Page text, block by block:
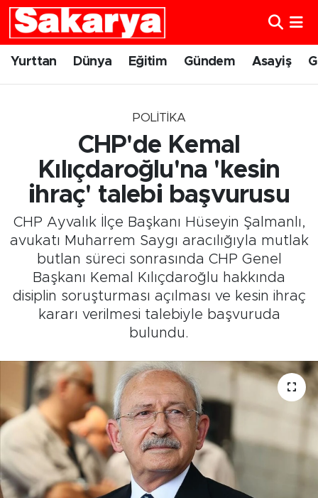
Yurttan Dünya Eğitim Gündem Asayiş
POLITIKA
CHP'de Kemal
Kılıçdaroğlu'na 'kesin
ihraç' talebi başvurusu
CHP Ayvalık İlçe Başkanı Hüseyin Şalmanlı,
avukatı Muharrem Saygı aracılığıyla mutlak
butlan süreci sonrasında CHP Genel
Başkanı Kemal Kılıçdaroğlu hakkında
disiplin soruşturması açılması ve kesin ihraç
kararı verilmesi talebiyle başvuruda
bulundu.
Yurttan
Gündem
Eskişehirspor
Spor
Sağlık
Kültür Sanat
Resmi İlanlar
Söyleşi
Foto Şaka
Teknoloji
Eskişehir Nöbetçi Eczaneler
Eskişehir Trafik Yoğunluk Haritası
Süper Lig Puan Durumu ve Fikstür
Tüm Manşetler
Son Dakika Haberleri
Haber Arşivi